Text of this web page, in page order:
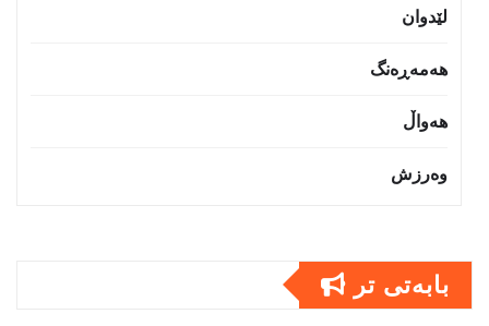
لێدوان
هەمەڕەنگ
هەواڵ
وەرزش
بابەتى تر